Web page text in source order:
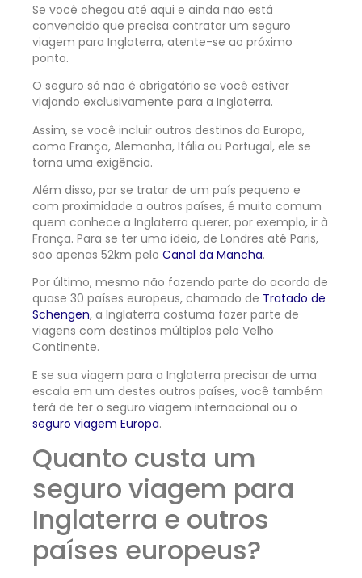
Se você chegou até aqui e ainda não está
convencido que precisa contratar um seguro
viagem para Inglaterra, atente-se ao próximo
ponto.
O seguro só não é obrigatório se você estiver
viajando exclusivamente para a Inglaterra.
Assim, se você incluir outros destinos da Europa,
como França, Alemanha, Itália ou Portugal, ele se
torna uma exigência.
Além disso, por se tratar de um país pequeno e
com proximidade a outros países, é muito comum
quem conhece a Inglaterra querer, por exemplo, ir à
França. Para se ter uma ideia, de Londres até Paris,
são apenas 52km pelo Canal da Mancha.
Por último, mesmo não fazendo parte do acordo de
quase 30 países europeus, chamado de Tratado de
Schengen, a Inglaterra costuma fazer parte de
viagens com destinos múltiplos pelo Velho
Continente.
E se sua viagem para a Inglaterra precisar de uma
escala em um destes outros países, você também
terá de ter o seguro viagem internacional ou o
seguro viagem Europa.
Quanto custa um
seguro viagem para
Inglaterra e outros
países europeus?